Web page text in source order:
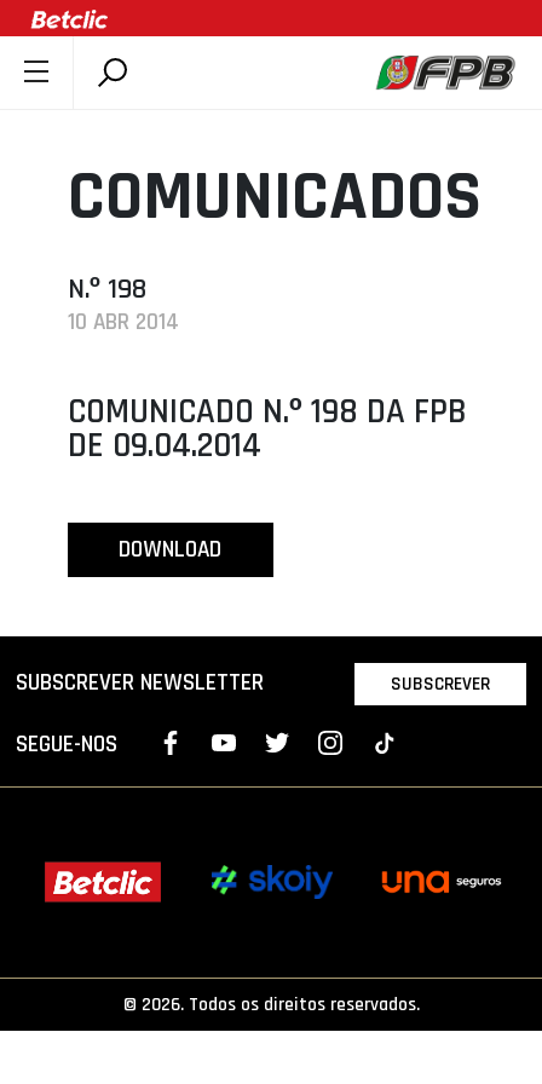
DOCUMENTOS
ÚLTIMAS
ASSOCIAÇÕES
CLUBES
AGENDA
SELEÇÕES
ÁREA TÉCNICA
PROJETOS
LIGA BETCLIC FEMININA
COMUNICADOS
N.º 198
10 ABR 2014
COMUNICADO N.º 198 DA FPB
DE 09.04.2014
DOWNLOAD
SUBSCREVER NEWSLETTER SUBSCREVER
SEGUE-NOS
© 2026. Todos os direitos reservados.